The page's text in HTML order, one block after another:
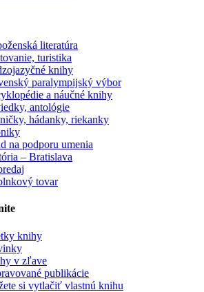
literatúra
turistika
knihy
paralympijský výbor
a náučné knihy
antológie
hádanky, riekanky
na podporu umenia
– Bratislava
tovar
knihy
v zľave
publikácie
si vytlačiť vlastnú knihu